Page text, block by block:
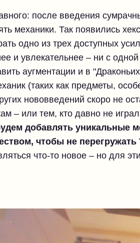
после введения
механики. Так появились
одно из трех доступных
и увлекательнее – ни с
аугментации и в
(таких как предметы,
нововведений скоро не
– или тем, кто давно не
добавлять уникальные
чтобы не перегружать
что-то новое – но для